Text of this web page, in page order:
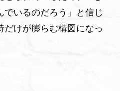
でいるのだろう」と信じ
だけが膨らむ構図になっ